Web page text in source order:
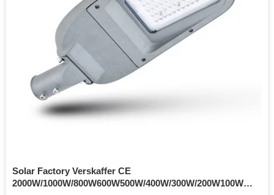
Solar Factory Verskaffer CE
2000W/1000W/800W600W500W/400W/300W/200W100W